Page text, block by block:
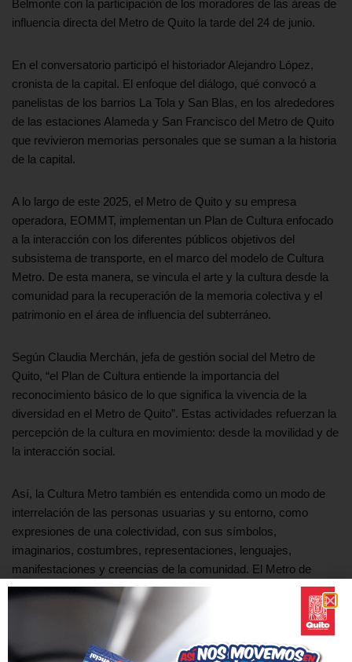
Belmonte con la participación de los moradores de las áreas de
influencia directa del Metro de Quito la tarde del 24 de junio.
En el conversatorio participó el historiador Alejandro López,
cronista de la capital. El enfoque del diálogo, qué convocó a
panelistas de los barrios La Tola y San Blas, en los alrededores
de las estaciones Alameda y San Francisco del Metro de Quito
que revivieron memorias personales que se suman a la historia
de la capital.
A lo largo de este 2025, el Metro de Quito y su empresa
operadora, EOMMT, implementan un Plan de Cultura enfocado
a la interacción con los diferentes públicos objetivos del
subsistema de transporte, en el marco del modelo de Cultura
Metro. De esta manera, se vincula el arte y la cultura desde la
comunidad para la recuperación de la memoria colectiva y el
patrimonio en el área de influencia del subterráneo.
Según Claudia Merchán, jefa de gestión social del Metro de
Quito, “el Plan de Cultura entiende la importancia del
reconocimiento básico de lo que significa la vivencia de la
diversidad en el Metro de Quito”. Estas actividades refuerzan la
percepción de la cultura en movimiento: desde la movilidad y de
la interacción social.
Así, la Cultura Metro también es entendida como un modo de
interrelación de las personas usuarias y su entorno, como
expresiones de una colectividad, con sus símbolos,
imaginarios, costumbres, representaciones, lenguajes,
manifestaciones y creencias de la comunidad. El Metro de
Quito representa un espacio de encuentro de todas y todos, por
lo tanto, constituye un escenario cultural por
excelencia en la ciudad más linda del mundo.